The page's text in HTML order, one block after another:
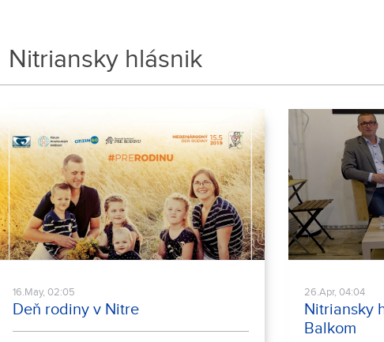
Nitriansky hlásnik
16.May, 02:05
Deň rodiny v Nitre
26.Apr, 04:04
Nitriansky
Balkom